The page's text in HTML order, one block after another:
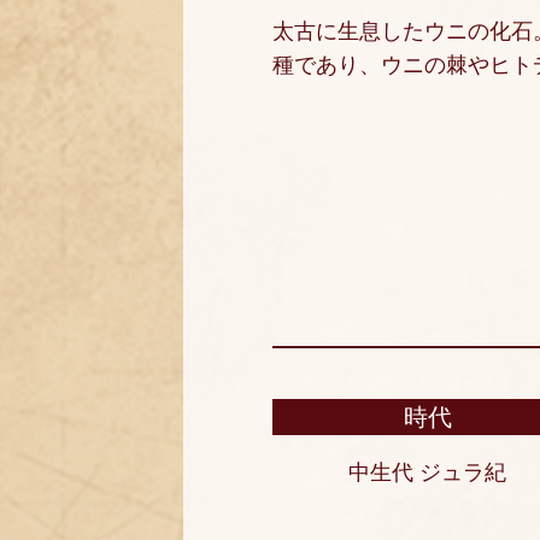
太古に生息したウニの化
種であり、ウニの棘やヒ
時代
中生代 ジュラ紀